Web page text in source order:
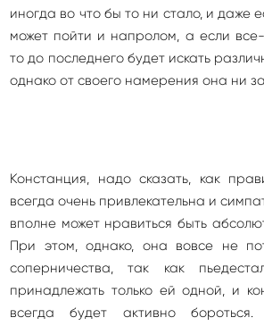
иногда во что бы то ни стало, и даже
может пойти и напролом, а если все-
то до последнего будет искать
однако от своего намерения она ни
Констанция, надо сказать, как
всегда очень привлекательна и
вполне может нравиться быть
При этом, однако, она вовсе не
соперничества, так как
принадлежать только ей одной, и
всегда будет активно